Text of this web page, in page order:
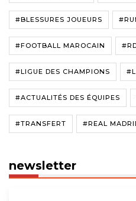
#BLESSURES JOUEURS
#FOOTBALL MAROCAIN
#LIGUE DES CHAMPIONS
#ACTUALITÉS DES ÉQUIPES
#TRANSFERT #REAL
newsletter